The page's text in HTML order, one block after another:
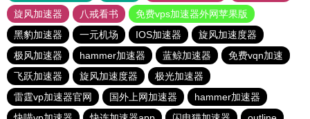
旋风加速器
八戒看书
免费vps加速器外网苹果版
黑豹加速器
一元机场 IOS加速器
旋风加速度器
极风加速器
hammer加速器 蓝鲸加速器
免费vqn加速
飞跃加速器
旋风加速度器
极光加速器
雷霆vp加速器官网
国外上网加速器
hammer加速器